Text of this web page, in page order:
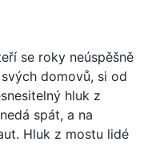
se roky neúspěšně
domovů, si od
hluk z
spát, a na
Hluk z mostu lidé